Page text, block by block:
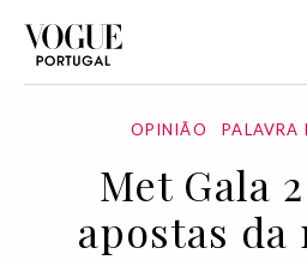
OPINIÃO PALAVRA
Met Gala
apostas da